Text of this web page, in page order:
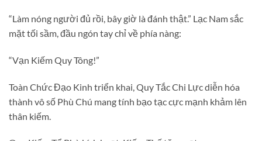
“Làm nóng người đủ rồi, bây giờ là đánh thật.” Lạc Nam sắc
mặt tối sầm, đầu ngón tay chỉ về phía nàng:
“Vạn Kiếm Quy Tông!”
Toàn Chức Đạo Kinh triển khai, Quy Tắc Chi Lực diễn hóa
thành vô số Phù Chú mang tính bạo tạc cực mạnh khảm lên
thân kiếm.